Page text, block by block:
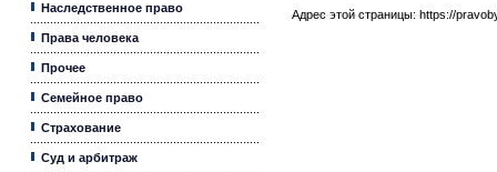
Наследственное право
Права человека
Прочее
Семейное право
Страхование
Суд и арбитраж
Адрес этой страницы: https://